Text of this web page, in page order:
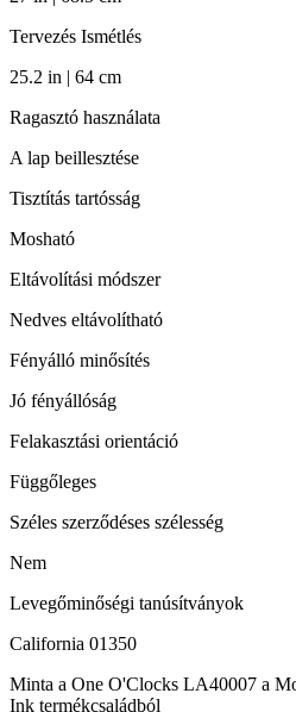
Tervezés Ismétlés
25.2 in | 64 cm
Ragasztó használata
A lap beillesztése
Tisztítás tartósság
Mosható
Eltávolítási módszer
Nedves eltávolítható
Fényálló minősítés
Jó fényállóság
Felakasztási orientáció
Függőleges
Széles szerződéses szélesség
Nem
Levegőminőségi tanúsítványok
California 01350
Minta a One O'Clocks LA40007 a
Ink termékcsaládból